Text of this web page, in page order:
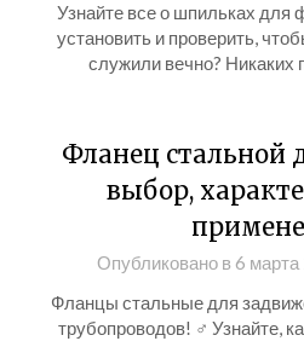
Узнайте все о шпильках для
установить и проверить,
служили вечно? Никаких
Фланец стальной
выбор,
Опубликовано в 6
Фланцы стальные для
трубопроводов! ♂ Узнайте,